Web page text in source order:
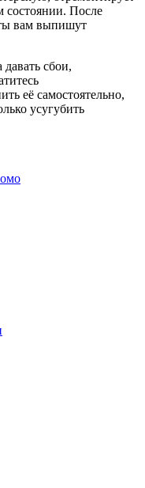
состоянии. После
вам выпишут
сбои,
её самостоятельно,
усугубить